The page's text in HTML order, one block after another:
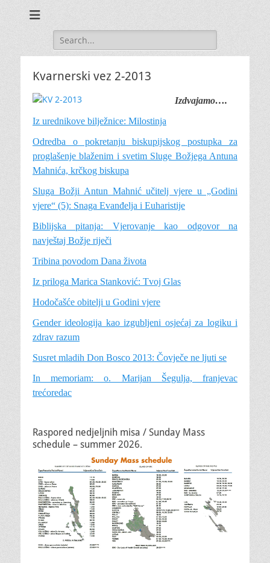
Search
for:
Kvarnerski vez 2-2013
Izdvajamo….
Iz urednikove bilježnice: Milostinja
Odredba o pokretanju biskupijskog postupka za
proglašenje blaženim i svetim Sluge Božjega Antuna
Mahnića, krčkog biskupa
Sluga Božji Antun Mahnić učitelj vjere u „Godini
vjere“ (5): Snaga Evanđelja i Euharistije
Biblijska pitanja: Vjerovanje kao odgovor na
navještaj Božje riječi
Tribina povodom Dana života
Iz priloga Marica Stanković: Tvoj Glas
Hodočašće obitelji u Godini vjere
Gender ideologija kao izgubljeni osjećaj za logiku i
zdrav razum
Susret mladih Don Bosco 2013: Čovječe ne ljuti se
In memoriam: o. Marijan Šegulja, franjevac
trećoredac
Raspored nedjeljnih misa / Sunday Mass
schedule – summer 2026.